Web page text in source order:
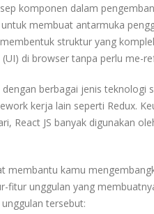
komponen dalam
untuk membuat antarmuka
membentuk struktur yang
(UI) di browser tanpa perlu me-
dengan berbagai jenis teknologi
kerja lain seperti Redux.
React JS banyak digunakan
membantu kamu
fitur unggulan yang
tersebut: